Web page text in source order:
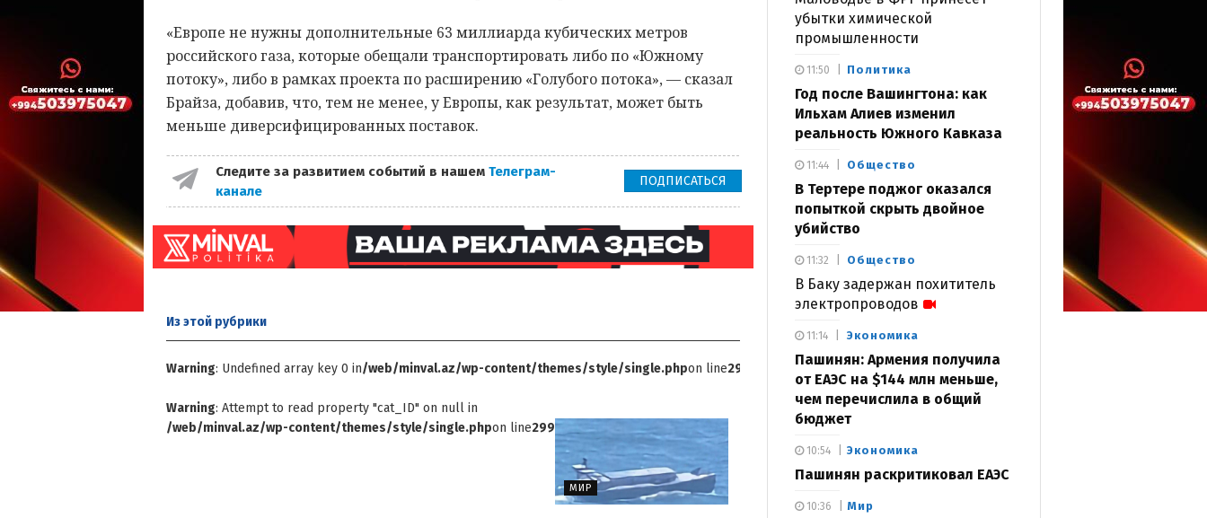
«Европе не нужны дополнительные 63 миллиарда кубических метров
российского газа, которые обещали транспортировать либо по «Южному
потоку», либо в рамках проекта по расширению «Голубого потока», — сказал
Брайза, добавив, что, тем не менее, у Европы, как результат, может быть
меньше диверсифицированных поставок.
Следите за развитием событий в нашем Телеграм-
канале
ПОДПИСАТЬСЯ
Из этой рубрики
Warning: Undefined array key 0 in/web/minval.az/wp-content/themes/style/single.phpon line299
Warning: Attempt to read property "cat_ID" on null in
/web/minval.az/wp-content/themes/style/single.phpon line299
МИР
убытки химической
промышленности
Политика
Год после Вашингтона: как
Ильхам Алиев изменил
реальность Южного Кавказа
11:50
Общество
В Тертере поджог оказался
попыткой скрыть двойное
убийство
11:44
Общество
В Баку задержан похититель
электропроводов
11:32
Экономика
Пашинян: Армения получила
от ЕАЭС на $144 млн меньше,
чем перечислила в общий
бюджет
11:14
Экономика
Пашинян раскритиковал ЕАЭС
10:54
Мир
10:36